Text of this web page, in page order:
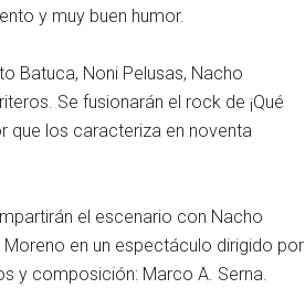
y muy buen humor.
Batuca, Noni Pelusas, Nacho
Se fusionarán el rock de ¡Qué
que los caracteriza en noventa
el escenario con Nacho
en un espectáculo dirigido por
y composición: Marco A. Serna.